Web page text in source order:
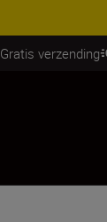
Gratis verzending